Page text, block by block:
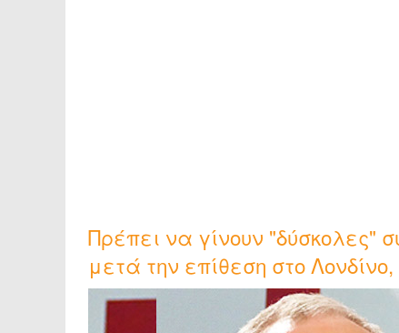
Πρέπει να γίνουν "δύσκολες"
μετά την επίθεση στο